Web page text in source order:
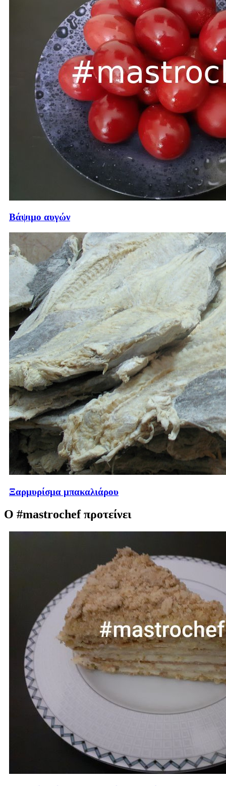
Βάψιμο αυγών
Ξαρμυρίσμα μπακαλιάρου
Ο #mastrochef προτείνει